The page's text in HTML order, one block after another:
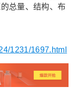
总量、结构、布
1231/1697.html